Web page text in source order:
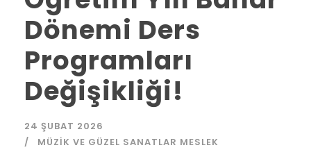
Dönemi Ders
Programları
Değişikliği!
24 ŞUBAT 2026
MÜZIK VE GÜZEL SANATLAR MESLEK